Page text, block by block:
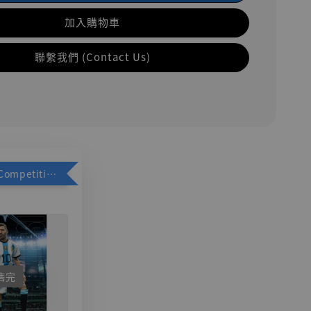
加入購物車
聯繫我們 (Contact Us)
加購優惠【Competitive Toys 梅西 [CM001]】
完